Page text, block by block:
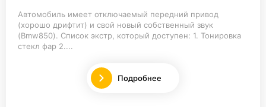
Автомобиль имеет отключаемый передний привод
(хорошо дрифтит) и свой новый собственный звук
(Bmw850). Список экстр, который доступен: 1. Тонировка
стекл фар 2....
Подробнее